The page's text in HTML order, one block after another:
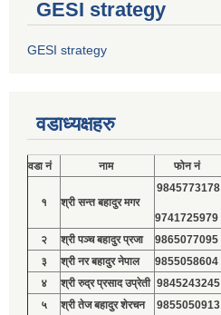
GESI strategy
GESI strategy
वडाध्यक्षहरु
वडा नं नाम फोन नं
१ श्री सन्त बहादुर मगर
9845773178
9741725979
२
श्री पञ्च बहादुर प्रजा
9865077095
३
श्री नर बहादुर नेपाल
9855058604
४
श्री रुद्र प्रसाद उप्रेती 9845243245
५
श्री तेज बहादुर शेरचन 9855050913